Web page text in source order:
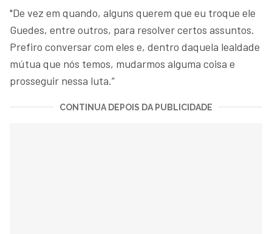
"De vez em quando, alguns querem que eu troque ele
Guedes, entre outros, para resolver certos assuntos.
Prefiro conversar com eles e, dentro daquela lealdade
mútua que nós temos, mudarmos alguma coisa e
prosseguir nessa luta.”
CONTINUA DEPOIS DA PUBLICIDADE